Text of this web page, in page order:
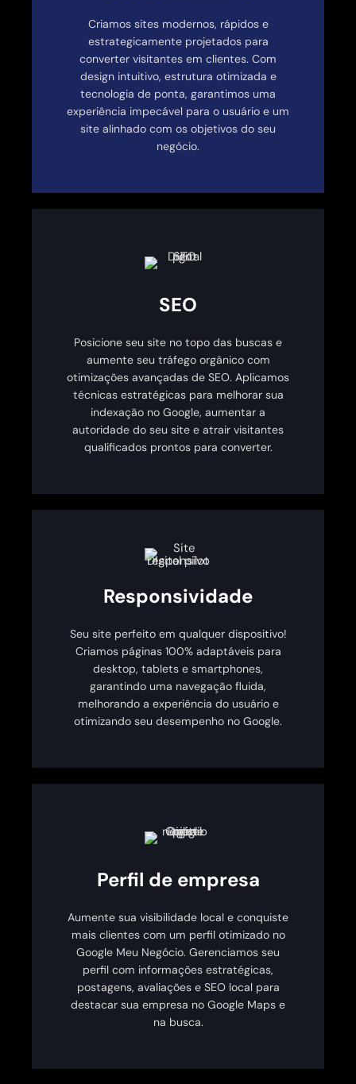
Criamos sites modernos, rápidos e
estrategicamente projetados para
converter visitantes em clientes. Com
design intuitivo, estrutura otimizada e
tecnologia de ponta, garantimos uma
experiência impecável para o usuário e um
site alinhado com os objetivos do seu
negócio.
SEO
Posicione seu site no topo das buscas e
aumente seu tráfego orgânico com
otimizações avançadas de SEO. Aplicamos
técnicas estratégicas para melhorar sua
indexação no Google, aumentar a
autoridade do seu site e atrair visitantes
qualificados prontos para converter.
Responsividade
Seu site perfeito em qualquer dispositivo!
Criamos páginas 100% adaptáveis para
desktop, tablets e smartphones,
garantindo uma navegação fluida,
melhorando a experiência do usuário e
otimizando seu desempenho no Google.
Perfil de empresa
Aumente sua visibilidade local e conquiste
mais clientes com um perfil otimizado no
Google Meu Negócio. Gerenciamos seu
perfil com informações estratégicas,
postagens, avaliações e SEO local para
destacar sua empresa no Google Maps e
na busca.